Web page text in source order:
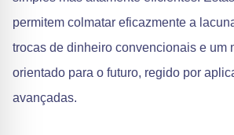
permitem colmatar eficazmente a
trocas de dinheiro convencionais e um
orientado para o futuro, regido por
avançadas.